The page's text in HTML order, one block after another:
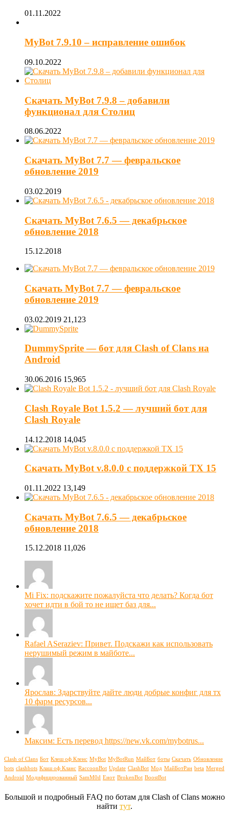
01.11.2022
MyBot 7.9.10 – исправление ошибок
09.10.2022
Скачать MyBot 7.9.8 – добавили
функционал для Столиц
08.06.2022
Скачать MyBot 7.7 — февральское
обновление 2019
03.02.2019
Скачать MyBot 7.6.5 — декабрьское
обновление 2018
15.12.2018
Скачать MyBot 7.7 — февральское
обновление 2019
03.02.2019 21,123
DummySprite — бот для Clash of Clans на
Android
30.06.2016 15,965
Clash Royale Bot 1.5.2 — лучший бот для
Clash Royale
14.12.2018 14,045
Скачать MyBot v.8.0.0 с поддержкой ТХ 15
01.11.2022 13,149
Скачать MyBot 7.6.5 — декабрьское
обновление 2018
15.12.2018 11,026
Mi Fix: подскажите пожалуйста что делать? Когда бот
хочет идти в бой то не ищет баз для...
Rafael ASeraziev: Привет. Подскажи как использовать
нерушимый режим в майботе...
Ярослав: Здарствуйте дайте люди добрые конфиг для тх
10 фарм ресурсов...
Максим: Есть перевод https://new.vk.com/mybotrus...
Clash of Clans Бот Клеш оф Кленс MyBot MyBotRun МайБот боты Скачать Обновление
bots clashbots Клаш оф Кланс RaccoonBot Update ClashBot Мод МайБотРан beta Merged
Android Модифицированный SamM0d Енот BrokenBot BoostBot
Большой и подробный FAQ по ботам для Clash of Clans можно
найти тут.